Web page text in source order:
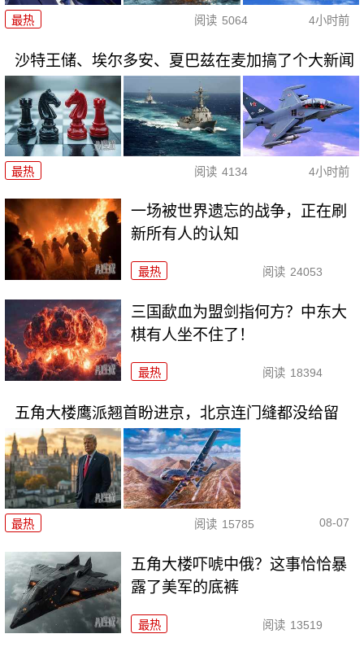
最热 阅读 5064 4小时前
沙特王储、埃尔多安、夏巴兹在麦加搞了个大新闻
最热 阅读 4134 4小时前
一场被世界遗忘的战争，正在刷
新所有人的认知
最热 阅读 24053
三国歃血为盟剑指何方？中东大
棋有人坐不住了！
最热 阅读 18394
五角大楼鹰派翘首盼进京，北京连门缝都没给留
最热 阅读 15785 08-07
五角大楼吓唬中俄？这事恰恰暴
露了美军的底裤
最热 阅读 13519